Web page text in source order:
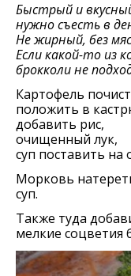
Быстрый и
нужно съесть в
Не жирный, без
Если какой-то из
брокколи не
Картофель
положить в
добавить рис,
очищенный лук,
суп поставить на
Морковь
суп.
Также туда
мелкие соцветия